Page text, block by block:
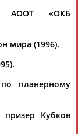
Ростом
АБАШИДЗЕ
Артур
АООТ «ОКБ
мира (1996).
планерному
Кубков